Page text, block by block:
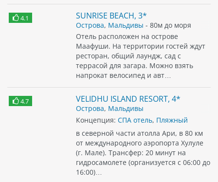
4.1 SUNRISE BEACH, 3*
Острова, Мальдивы - 80м до моря
Отель расположен на острове
Маафуши. На территории гостей ждут
ресторан, общий лаундж, сад с
террасой для загара. Можно взять
напрокат велосипед и авт…
4.7 VELIDHU ISLAND RESORT, 4*
Острова, Мальдивы
Концепция:СПА отель, Пляжный
в северной части атолла Ари, в 80 км
от международного аэропорта Хулуле
(г. Мале). Трансфер: 20 минут на
гидросамолете (организуется с 06:00 до
16:00)…